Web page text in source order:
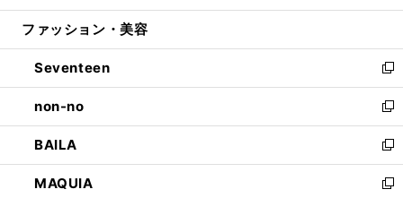
開
ウ
開
く
ン
ウ
で
開
く
ウ
ン
ド
ウ
で
開
く
ファッション・美容
Seventeen
新
し
い
ウ
ィ
ン
ド
non-no
新
し
い
ウ
ィ
BAILA
新
し
い
MAQUIA
新